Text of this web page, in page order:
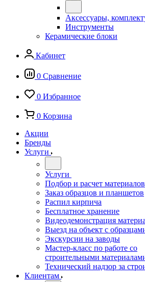
Аксессуары,
Инструменты
Керамические блоки
Кабинет
0 Сравнение
0 Избранное
0 Корзина
Акции
Бренды
Услуги
Услуги
Подбор и расчет материалов
Заказ образцов и планшетов
Распил кирпича
Бесплатное хранение
Видеодемонстрация
Выезд на объект с
Экскурсии на заводы
Мастер-класс по работе со
строительными
Технический надзор за
Клиентам